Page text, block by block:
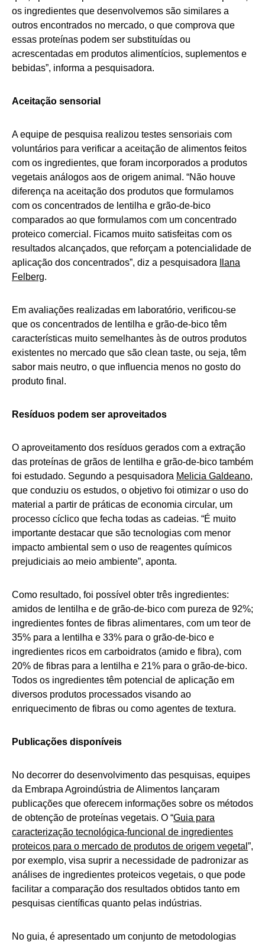
os ingredientes que desenvolvemos são similares a
outros encontrados no mercado, o que comprova que
essas proteínas podem ser substituídas ou
acrescentadas em produtos alimentícios, suplementos e
bebidas”, informa a pesquisadora.
Aceitação sensorial
A equipe de pesquisa realizou testes sensoriais com
voluntários para verificar a aceitação de alimentos feitos
com os ingredientes, que foram incorporados a produtos
vegetais análogos aos de origem animal. “Não houve
diferença na aceitação dos produtos que formulamos
com os concentrados de lentilha e grão-de-bico
comparados ao que formulamos com um concentrado
proteico comercial. Ficamos muito satisfeitas com os
resultados alcançados, que reforçam a potencialidade de
aplicação dos concentrados”, diz a pesquisadora
Ilana
Felberg.
Em avaliações realizadas em laboratório, verificou-se
que os concentrados de lentilha e grão-de-bico têm
características muito semelhantes às de outros produtos
existentes no mercado que são clean taste, ou seja, têm
sabor mais neutro, o que influencia menos no gosto do
produto final.
Resíduos podem ser aproveitados
O aproveitamento dos resíduos gerados com a extração
das proteínas de grãos de lentilha e grão-de-bico também
foi estudado. Segundo a pesquisadora Melicia Galdeano,
que conduziu os estudos, o objetivo foi otimizar o uso do
material a partir de práticas de economia circular, um
processo cíclico que fecha todas as cadeias. “É muito
importante destacar que são tecnologias com menor
impacto ambiental sem o uso de reagentes químicos
prejudiciais ao meio ambiente”, aponta.
Como resultado, foi possível obter três ingredientes:
amidos de lentilha e de grão-de-bico com pureza de 92%;
ingredientes fontes de fibras alimentares, com um teor de
35% para a lentilha e 33% para o grão-de-bico e
ingredientes ricos em carboidratos (amido e fibra), com
20% de fibras para a lentilha e 21% para o grão-de-bico.
Todos os ingredientes têm potencial de aplicação em
diversos produtos processados visando ao
enriquecimento de fibras ou como agentes de textura.
Publicações disponíveis
No decorrer do desenvolvimento das pesquisas, equipes
da Embrapa Agroindústria de Alimentos lançaram
publicações que oferecem informações sobre os métodos
de obtenção de proteínas vegetais. O “Guia para
caracterização tecnológica-funcional de ingredientes
proteicos para o mercado de produtos de origem vegetal ”,
por exemplo, visa suprir a necessidade de padronizar as
análises de ingredientes proteicos vegetais, o que pode
facilitar a comparação dos resultados obtidos tanto em
pesquisas científicas quanto pelas indústrias.
No guia, é apresentado um conjunto de metodologias